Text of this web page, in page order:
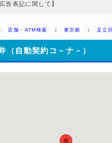
告表記に関して】
、公平性を担保した情報提供を行っ
店舗・ATM検索 東京都 足立
（自動契約コ－ナ－）